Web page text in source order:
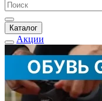
Каталог
Акции